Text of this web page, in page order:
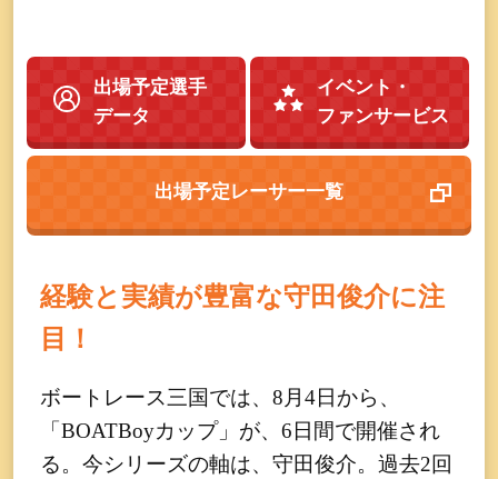
出場予定選手
データ
イベント・
ファンサービス
出場予定レーサー一覧
経験と実績が豊富な守田俊介に注
目！
ボートレース三国では、8月4日から、
「BOATBoyカップ」が、6日間で開催され
る。今シリーズの軸は、守田俊介。過去2回